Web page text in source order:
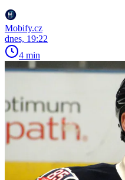
Mobify.cz
dnes, 19:22
4 min